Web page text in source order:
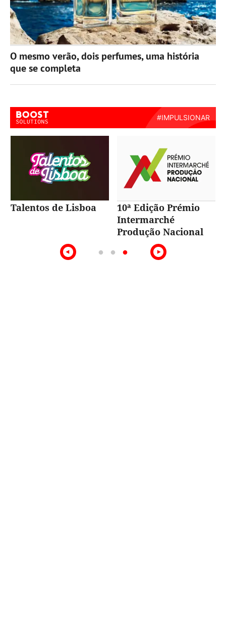
O mesmo verão, dois perfumes, uma história
que se completa
Talentos de Lisboa
10ª Edição Prémio
Intermarché
Produção Nacional